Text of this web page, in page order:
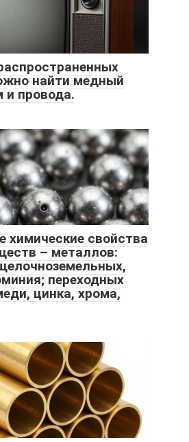
найти медный
и провода.
химические свойства
– металлов:
переходных
цинка, хрома,